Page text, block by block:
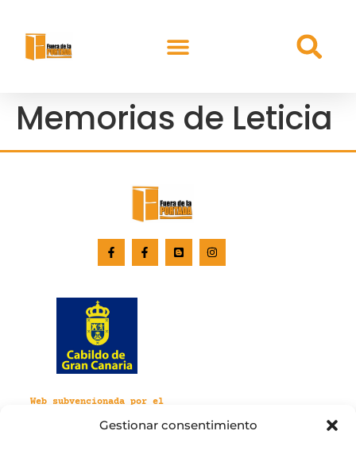
Gestionar consentimiento
Memorias de Leticia
Web subvencionada por el